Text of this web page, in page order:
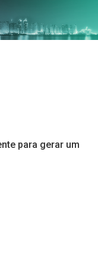
para gerar um